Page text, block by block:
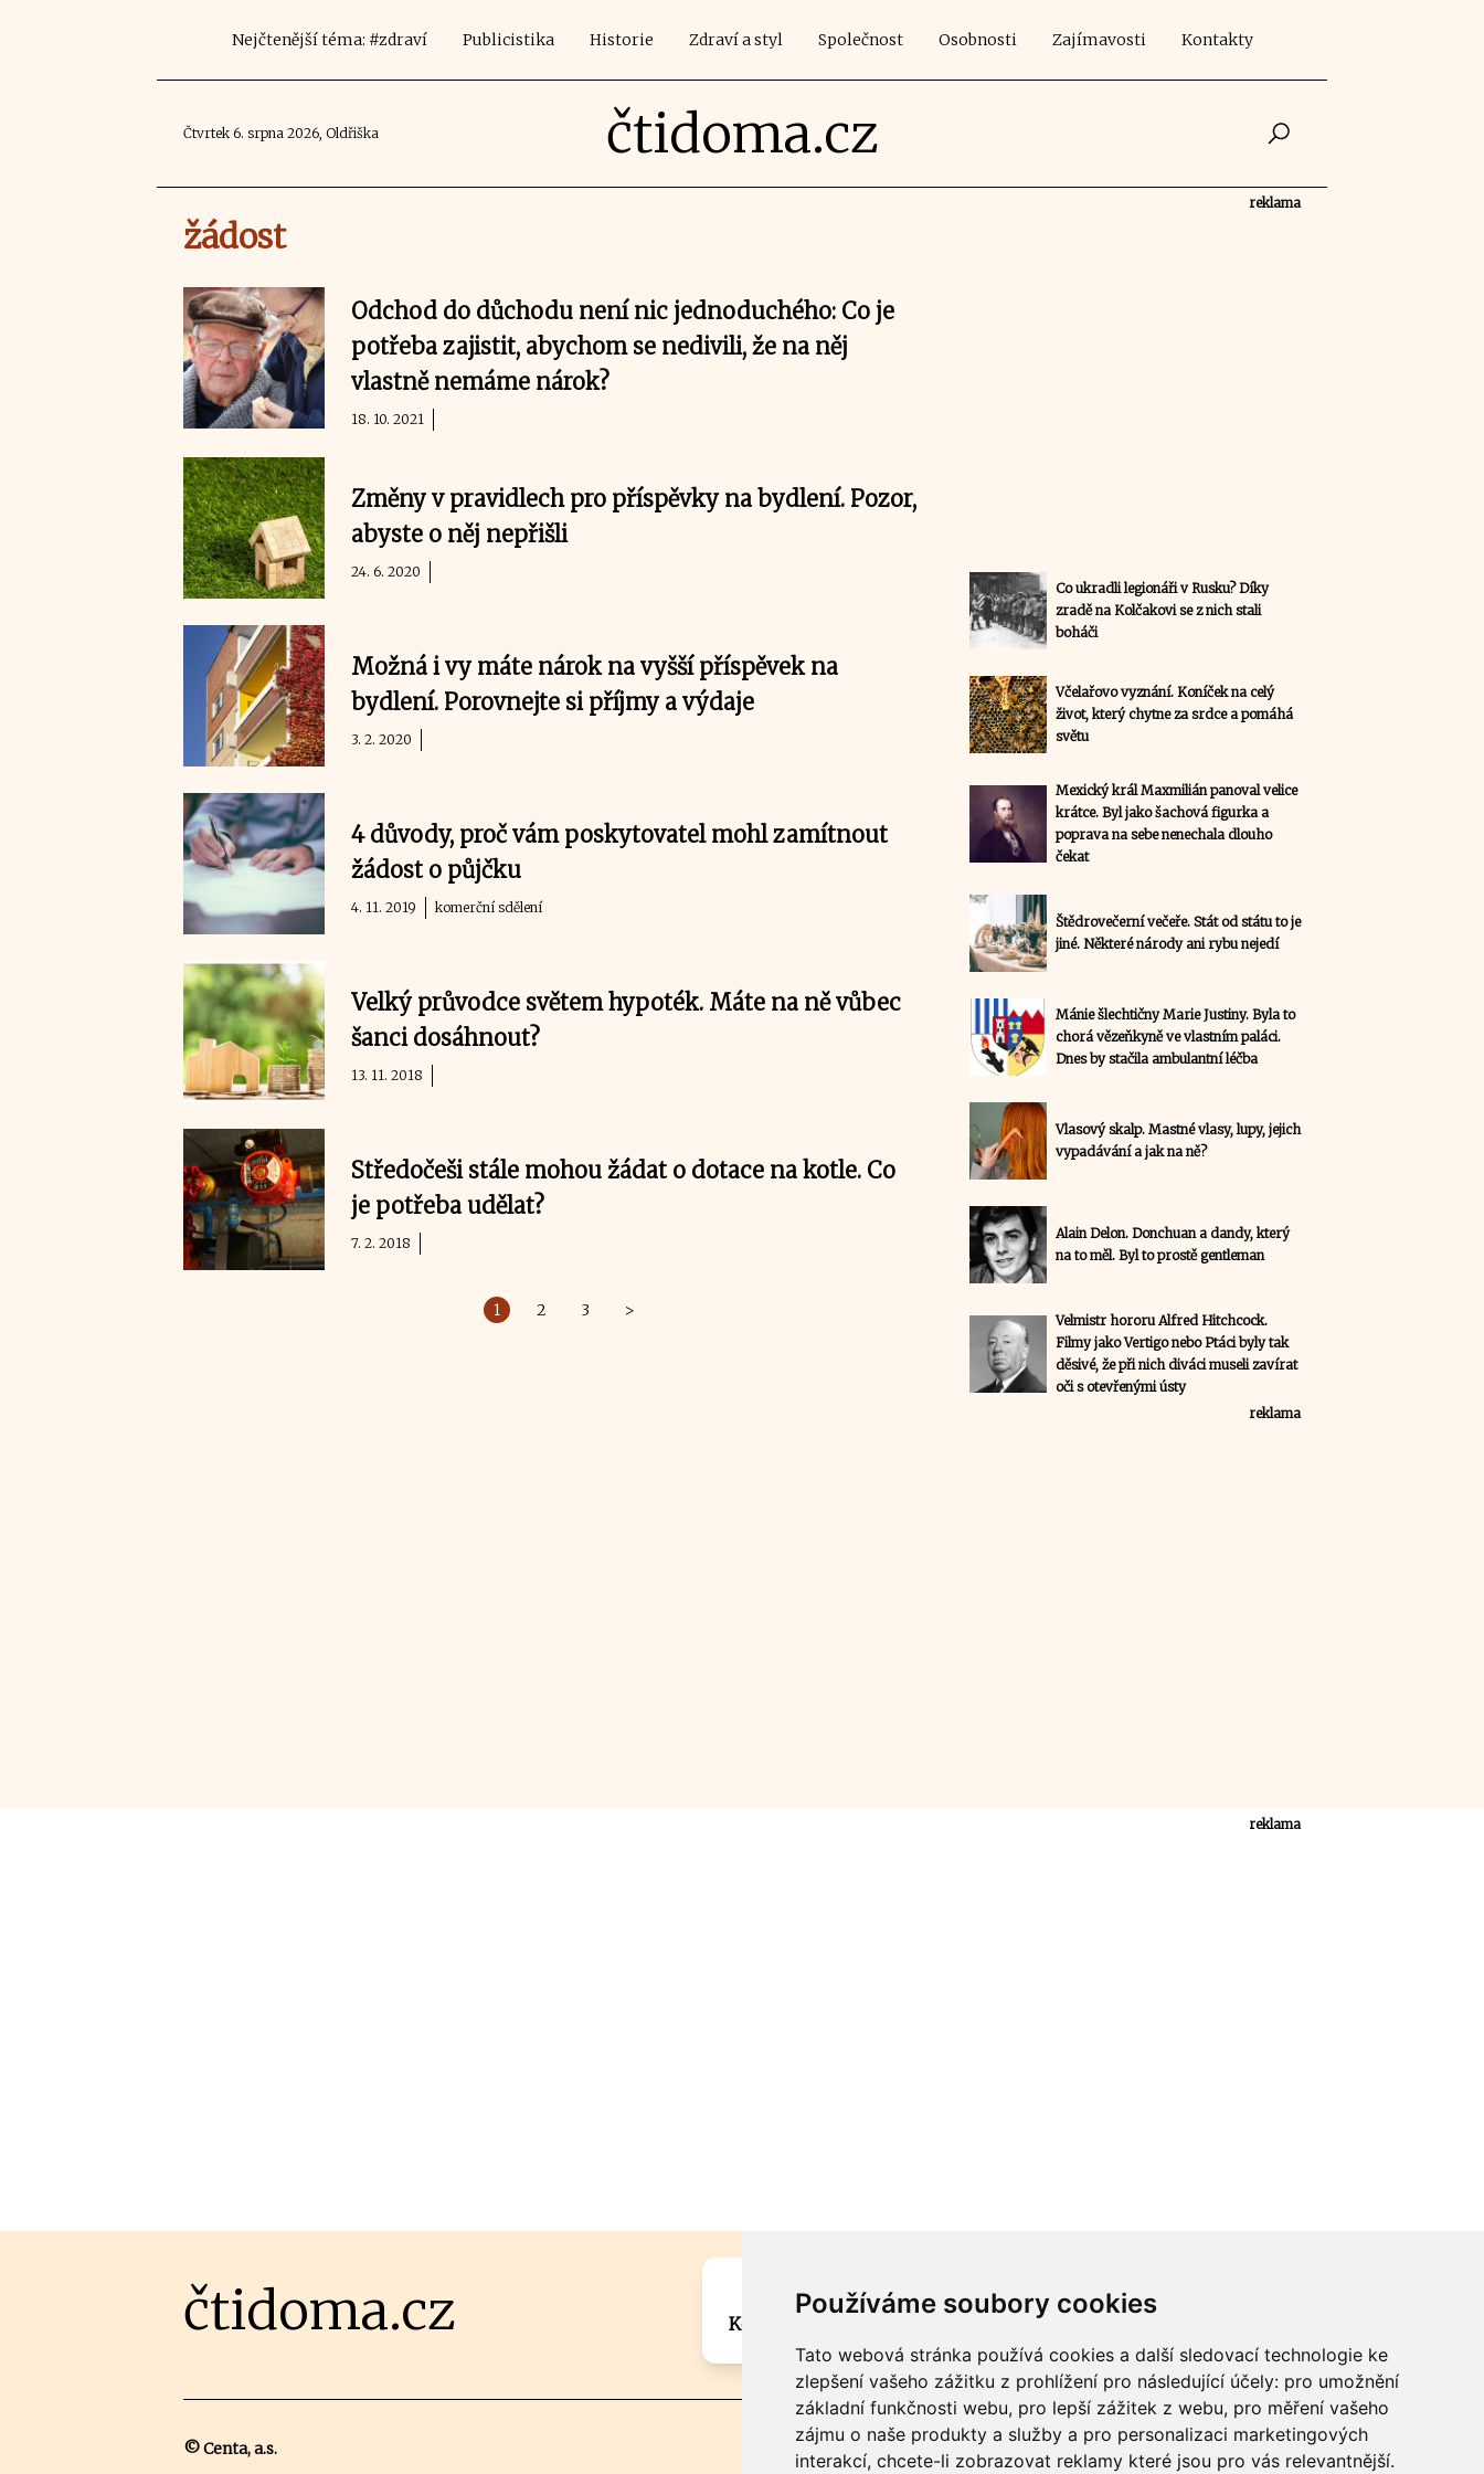
Používáme soubory cookies
Tato webová stránka používá cookies a další sledovací technologie ke
zlepšení vašeho zážitku z prohlížení pro následující účely: pro umožnění
základní funkčnosti webu, pro lepší zážitek z webu, pro měření vašeho
zájmu o naše produkty a služby a pro personalizaci marketingových
interakcí, chcete-li zobrazovat reklamy které jsou pro vás relevantnější.
Nejčtenější téma: #zdraví Publicistika Historie Zdraví a styl Společnost Osobnosti Zajímavosti Kontakty
Čtvrtek 6. srpna 2026, Oldřiška čtidoma.cz
žádost
Odchod do důchodu není nic jednoduchého: Co je
potřeba zajistit, abychom se nedivili, že na něj
vlastně nemáme nárok?
18. 10. 2021
Změny v pravidlech pro příspěvky na bydlení. Pozor,
abyste o něj nepřišli
24. 6. 2020
Možná i vy máte nárok na vyšší příspěvek na
bydlení. Porovnejte si příjmy a výdaje
3. 2. 2020
4 důvody, proč vám poskytovatel mohl zamítnout
žádost o půjčku
4. 11. 2019 komerční sdělení
Velký průvodce světem hypoték. Máte na ně vůbec
šanci dosáhnout?
13. 11. 2018
Středočeši stále mohou žádat o dotace na kotle. Co
je potřeba udělat?
7. 2. 2018
1 2 3 >
reklama
Co ukradli legionáři v Rusku? Díky
zradě na Kolčakovi se z nich stali
boháči
Včelařovo vyznání. Koníček na celý
život, který chytne za srdce a pomáhá
světu
Mexický král Maxmilián panoval velice
krátce. Byl jako šachová figurka a
poprava na sebe nenechala dlouho
čekat
Štědrovečerní večeře. Stát od státu to je
jiné. Některé národy ani rybu nejedí
Mánie šlechtičny Marie Justiny. Byla to
chorá vězeňkyně ve vlastním paláci.
Dnes by stačila ambulantní léčba
Vlasový skalp. Mastné vlasy, lupy, jejich
vypadávání a jak na ně?
Alain Delon. Donchuan a dandy, který
na to měl. Byl to prostě gentleman
Velmistr hororu Alfred Hitchcock.
Filmy jako Vertigo nebo Ptáci byly tak
děsivé, že při nich diváci museli zavírat
oči s otevřenými ústy
reklama
reklama
čtidoma.cz
Máte zajímavou informaci? Chcete spolupracovat?
Kontaktujte šéfredaktora Martina Chalupu:
© Centa, a.s.